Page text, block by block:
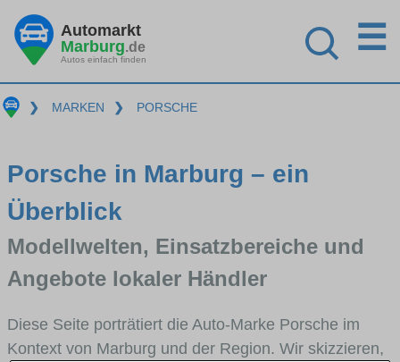
Automarkt
Marburg.de
Autos einfach finden
☰
❯ MARKEN ❯ PORSCHE
Porsche in Marburg – ein
Überblick
Modellwelten, Einsatzbereiche und
Angebote lokaler Händler
Diese Seite porträtiert die Auto-Marke Porsche im
Kontext von Marburg und der Region. Wir skizzieren,